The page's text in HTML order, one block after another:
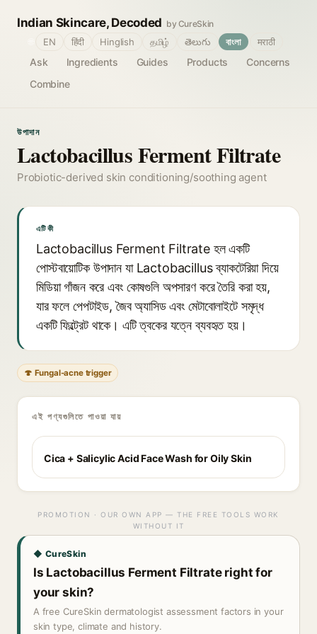
Indian Skincare, Decoded by CureSkin
Ask Ingredients Guides Products
Concerns
Combine
EN हिंदी Hinglish தமிழ் తెలుగు বাংলা मराठी
উপাদান
Lactobacillus Ferment Filtrate
Probiotic-derived skin conditioning/soothing agent
এটি কী
Lactobacillus Ferment Filtrate হল একটি
পোস্টবায়োটিক উপাদান যা Lactobacillus ব্যাকটেরিয়া দিয়ে
মিডিয়া গাঁজন করে এবং কোষগুলি অপসারণ করে তৈরি করা হয়,
যার ফলে পেপটাইড, জৈব অ্যাসিড এবং মেটাবোলাইটে সমৃদ্ধ
একটি ফিল্ট্রেট থাকে। এটি ত্বকের যত্নে ব্যবহৃত হয়।
🍄 Fungal-acne trigger
এই পণ্যগুলিতে পাওয়া যায়
Cica + Salicylic Acid Face Wash for Oily Skin
PROMOTION · OUR OWN APP — THE FREE TOOLS WORK
WITHOUT IT
◆ CureSkin
Is Lactobacillus Ferment Filtrate right for
your skin?
A free CureSkin dermatologist assessment factors in your
skin type, climate and history.